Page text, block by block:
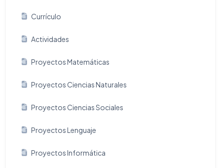
Currículo
Actividades
Proyectos Matemáticas
Proyectos Ciencias Naturales
Proyectos Ciencias Sociales
Proyectos Lenguaje
Proyectos Informática